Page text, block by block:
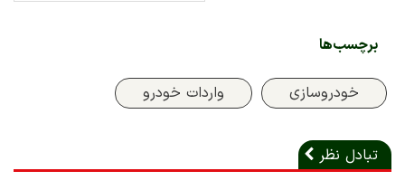
برچسب‌ها
خودروسازی واردات خودرو
تبادل نظر